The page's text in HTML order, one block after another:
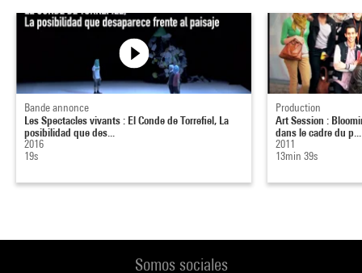
Bande annonce
Les Spectacles vivants : El Conde de Torrefiel, La
posibilidad que des...
2016
19s
Production
Art Session :
dans le cadre du p...
2011
13min 39s
Somos sociales